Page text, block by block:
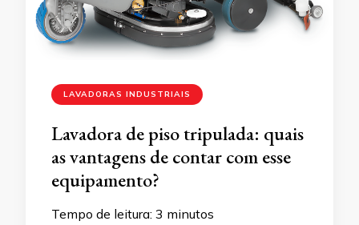
LAVADORAS INDUSTRIAIS
Lavadora de piso tripulada: quais
as vantagens de contar com esse
equipamento?
Tempo de leitura: 3 minutos